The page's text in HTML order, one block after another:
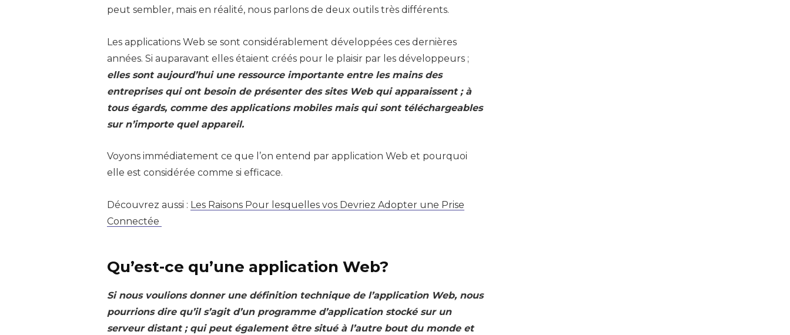
peut sembler, mais en réalité, nous parlons de deux outils très différents.
Les applications Web se sont considérablement développées ces dernières
années. Si auparavant elles étaient créés pour le plaisir par les développeurs ;
elles sont aujourd’hui une ressource importante entre les mains des
entreprises qui ont besoin de présenter des sites Web qui apparaissent ; à
tous égards, comme des applications mobiles mais qui sont téléchargeables
sur n’importe quel appareil.
Voyons immédiatement ce que l’on entend par application Web et pourquoi
elle est considérée comme si efficace.
Découvrez aussi : Les Raisons Pour lesquelles vos Devriez Adopter une Prise
Connectée
Qu’est-ce qu’une application Web?
Si nous voulions donner une définition technique de l’application Web, nous
pourrions dire qu’il s’agit d’un programme d’application stocké sur un
serveur distant ; qui peut également être situé à l’autre bout du monde et